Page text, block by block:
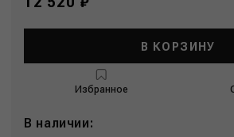
В КОРЗИНУ
Избранное
В наличии: